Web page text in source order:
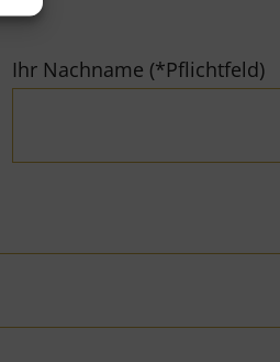
Ihr Nachname (*Pflichtfeld)